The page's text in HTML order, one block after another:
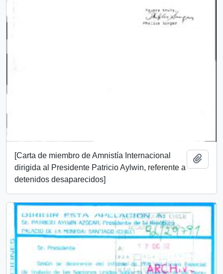
[Carta de miembro de Amnistía Internacional
dirigida al Presidente Patricio Aylwin, referente a
detenidos desaparecidos]